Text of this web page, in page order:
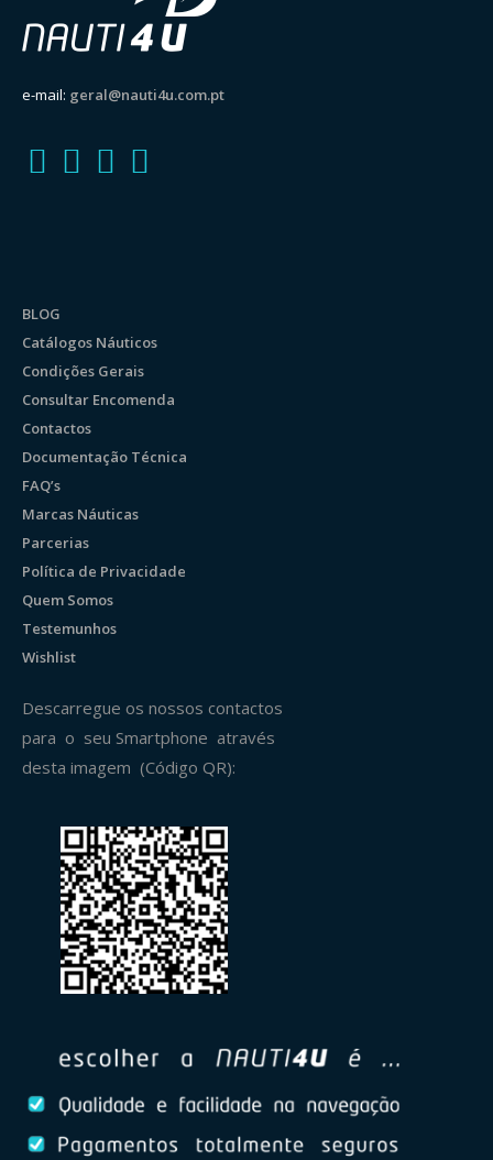
e-mail: geral@nauti4u.com.pt
BLOG
Catálogos Náuticos
Condições Gerais
Consultar Encomenda
Contactos
Documentação Técnica
FAQ’s
Marcas Náuticas
Parcerias
Política de Privacidade
Quem Somos
Testemunhos
Wishlist
Descarregue os nossos contactos
para o seu Smartphone através
desta imagem (Código QR):